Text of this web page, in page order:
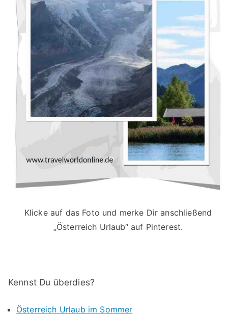
Klicke auf das Foto und merke Dir anschließend
„Österreich Urlaub“ auf Pinterest.
Kennst Du überdies?
Österreich Urlaub im Sommer